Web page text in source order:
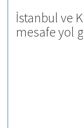
İstanbul ve
mesafe yol